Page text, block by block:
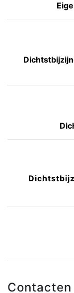
Contacten